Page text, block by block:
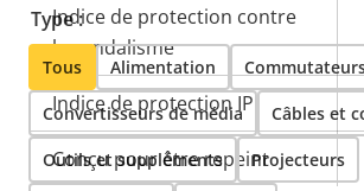
Indice de protection contre
le vandalisme
Indice de protection IP
Conçu pour être repeint
Type :
Tous Alimentation
Convertisseurs de média Câbles et
Outils et suppléments Projecteurs